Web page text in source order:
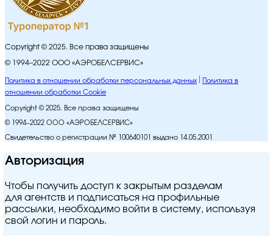
Copyright © 2025. Все права защищены
© 1994–2022 ООО «АЭРОБЕЛСЕРВИС»
Политика в отношении обработки персональных данных
Политика в
отношении обработки Cookie
Copyright © 2025. Все права защищены
© 1994–2022 ООО «АЭРОБЕЛСЕРВИС»
Свидетельство о регистрации № 100640101 выдано 14.05.2001
Авторизация
Чтобы получить доступ к закрытым разделам
для агентств и подписаться на профильные
рассылки, необходимо войти в систему, используя
свой логин и пароль.